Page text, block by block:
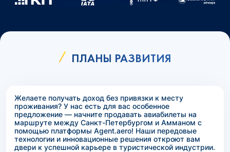
ПЛАНЫ РАЗВИТИЯ
Желаете получать доход без привязки к месту
проживания? У нас есть для вас особенное
предложение — начните продавать авиабилеты на
маршруте между Санкт-Петербургом и Амманом с
помощью платформы Agent.aero! Наши передовые
технологии и инновационные решения откроют вам
двери к успешной карьере в туристической индустрии.